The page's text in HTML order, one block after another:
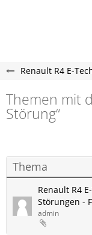
Themen mit
Störung“
Thema
Renault R4
Störungen -
admin